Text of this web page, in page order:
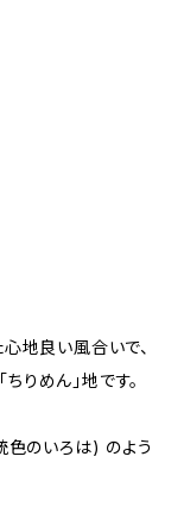
地良い風合いで、
りめん」地です。
色のいろは) のよう